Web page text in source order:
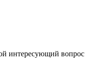
интересующий вопрос